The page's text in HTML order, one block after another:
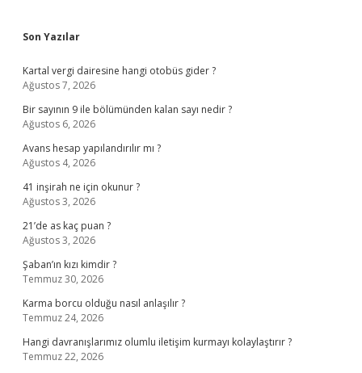
Sidebar
Son Yazılar
Kartal vergi dairesine hangi otobüs gider ?
Ağustos 7, 2026
Bir sayının 9 ile bölümünden kalan sayı nedir ?
Ağustos 6, 2026
Avans hesap yapılandırılır mı ?
Ağustos 4, 2026
41 inşirah ne için okunur ?
Ağustos 3, 2026
21’de as kaç puan ?
Ağustos 3, 2026
Şaban’ın kızı kimdir ?
Temmuz 30, 2026
Karma borcu olduğu nasıl anlaşılır ?
Temmuz 24, 2026
Hangi davranışlarımız olumlu iletişim kurmayı kolaylaştırır ?
Temmuz 22, 2026